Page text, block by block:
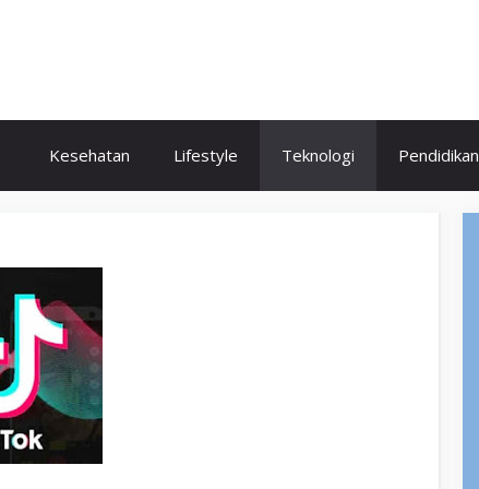
Kesehatan Lifestyle Teknologi Pendidikan